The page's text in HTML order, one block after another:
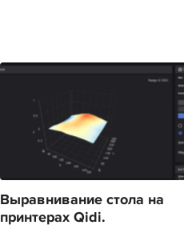
Выравнивание стола на
принтерах Qidi.